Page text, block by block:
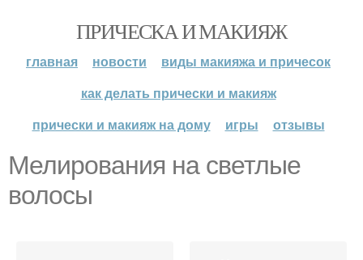
ПРИЧЕСКА И МАКИЯЖ
главная новости
виды макияжа и причесок
как делать прически и макияж
прически и макияж на дому
игры отзывы
Мелирования на светлые
волосы